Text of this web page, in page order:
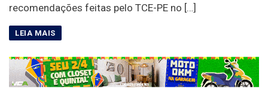
recomendações feitas pelo TCE-PE no […]